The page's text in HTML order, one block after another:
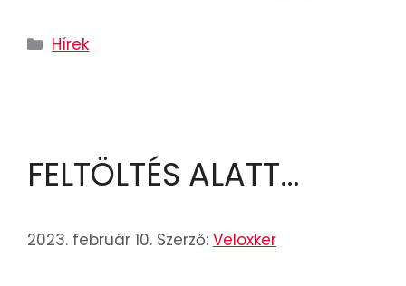
Hírek
FELTÖLTÉS ALATT…
2023. február 10. Szerző: Veloxker